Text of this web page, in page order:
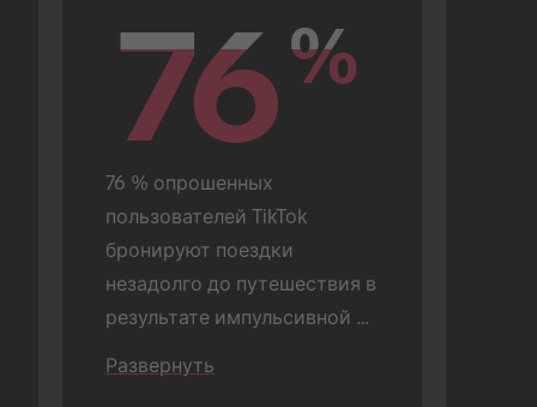
76%
76%
76 % опрошенных
пользователей TikTok
бронируют поездки
незадолго до путешествия в
результате импульсивной
Развернуть